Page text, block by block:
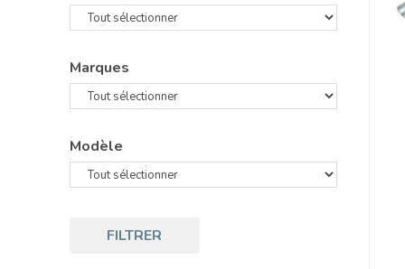
Marques
Modèle
FILTRER